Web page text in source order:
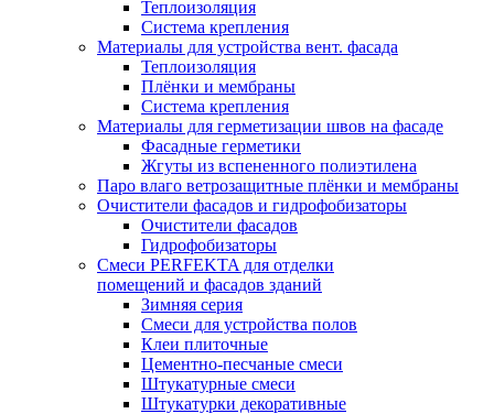
Теплоизоляция
Система крепления
Материалы для устройства вент. фасада
Теплоизоляция
Плёнки и мембраны
Система крепления
Материалы для герметизации швов на фасаде
Фасадные герметики
Жгуты из вспененного полиэтилена
Паро влаго ветрозащитные плёнки и мембраны
Очистители фасадов и гидрофобизаторы
Очистители фасадов
Гидрофобизаторы
Смеси PERFEKTA для отделки
помещений и фасадов зданий
Зимняя серия
Смеси для устройства полов
Клеи плиточные
Цементно-песчаные смеси
Штукатурные смеси
Штукатурки декоративные